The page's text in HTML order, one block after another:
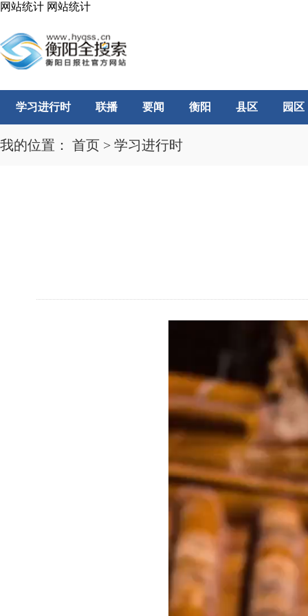
网站统计 网站统计
学习进行时 联播 要闻 衡阳 县区 园区
我的位置： 首页 > 学习进行时